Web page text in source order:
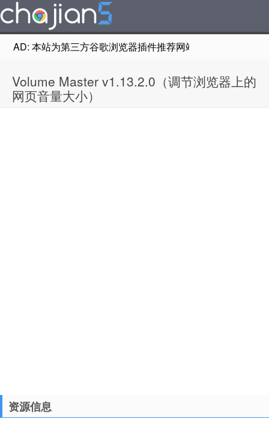
AD: 本站为第三方谷歌浏览器插件推荐网站，非Google
Volume Master v1.13.2.0（调节浏览器上的
网页音量大小）
资源信息